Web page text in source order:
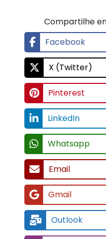
Compartilhe
Facebook
X (Twitter)
Pinterest
LinkedIn
Whatsapp
Email
Gmail
Outlook